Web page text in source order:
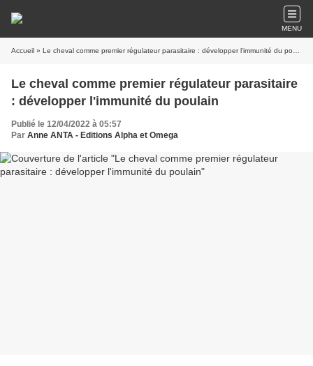
MENU
Accueil » Le cheval comme premier régulateur parasitaire : développer l'immunité du poulain
Le cheval comme premier régulateur parasitaire
: développer l'immunité du poulain
Publié le 12/04/2022 à 05:57
Par Anne ANTA - Editions Alpha et Omega